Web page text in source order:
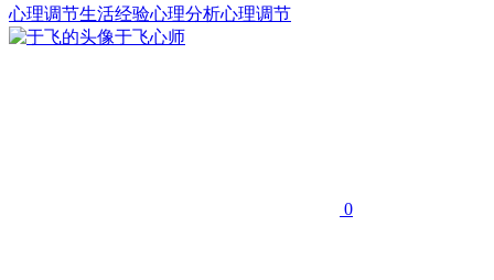
心理调节生活经验心理分析心理调节
于飞心师
0